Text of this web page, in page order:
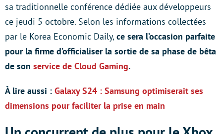
sa traditionnelle conférence dédiée aux développeurs
ce jeudi 5 octobre. Selon les informations collectées
par le Korea Economic Daily, ce sera l’occasion parfaite
pour la firme d’officialiser la sortie de sa phase de bêta
de son service de Cloud Gaming.
À lire aussi : Galaxy S24 : Samsung optimiserait ses
dimensions pour faciliter la prise en main